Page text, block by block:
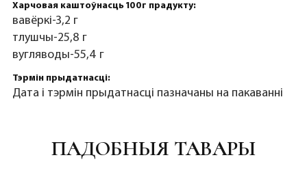
Харчовая каштоўнасць 100г прадукту:
вавёркі-3,2 г
тлушчы-25,8 г
вугляводы-55,4 г
Тэрмін прыдатнасці:
Дата і тэрмін прыдатнасці пазначаны на пакаванні
ПАДОБНЫЯ ТАВАРЫ